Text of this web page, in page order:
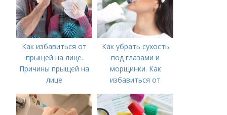
Как избавиться от
прыщей на лице.
Причины прыщей на
лице
Как убрать сухость
под глазами и
морщинки. Как
избавиться от
косметологические